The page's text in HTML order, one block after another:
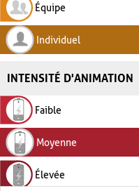
Équipe
Individuel
INTENSITÉ D'ANIMATION
Faible
Moyenne
Élevée